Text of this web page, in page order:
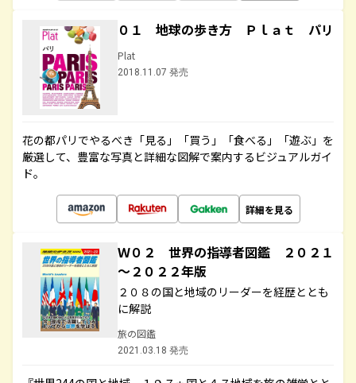
０１ 地球の歩き方 Ｐｌａｔ パリ
Plat
2018.11.07 発売
花の都パリでやるべき「見る」「買う」「食べる」「遊ぶ」を
厳選して、豊富な写真と詳細な図解で案内するビジュアルガイ
ド。
詳細を見る
Ｗ０２ 世界の指導者図鑑 ２０２１
～２０２２年版
２０８の国と地域のリーダーを経歴ととも
に解説
旅の図鑑
2021.03.18 発売